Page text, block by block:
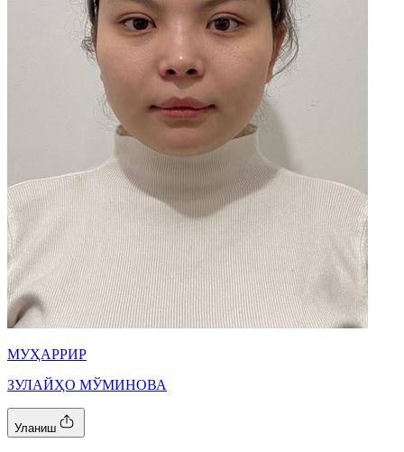
МУҲАРРИР
ЗУЛАЙҲО МЎМИНОВА
Уланиш